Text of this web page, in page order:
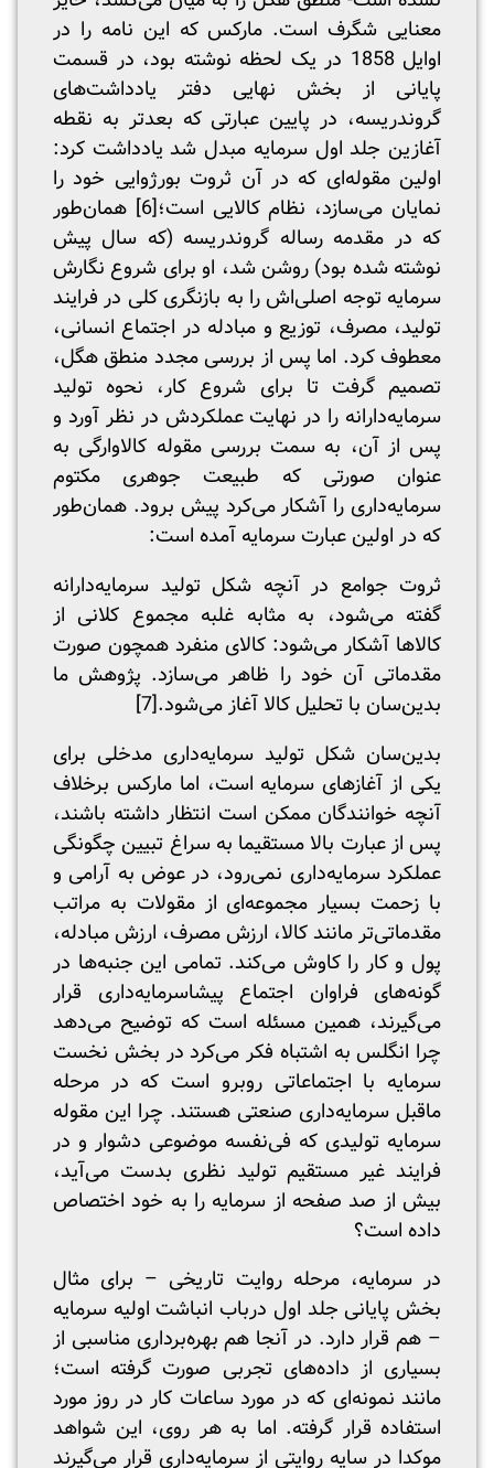
معنایی شگرف است. مارکس که این نامه را در
اوایل 1858 در یک لحظه نوشته بود، در قسمت
پایانی از بخش نهایی دفتر یادداشت‌های
گروندریسه، در پایین عبارتی که بعدتر به نقطه
آغازین جلد اول سرمایه مبدل شد یادداشت کرد:
اولین مقوله‌ای که در آن ثروت بورژوایی خود را
نمایان می‌سازد، نظام کالایی است؛[6]
همان‌طور
که در مقدمه رساله گروندریسه (که سال پیش
نوشته شده بود) روشن شد، او برای شروع نگارش
سرمایه توجه اصلی‌اش را به بازنگری کلی در فرایند
تولید، مصرف، توزیع و مبادله در اجتماع انسانی،
معطوف کرد. اما پس از بررسی مجدد منطق هگل،
تصمیم گرفت تا برای شروع کار، نحوه تولید
سرمایه‌دارانه را در نهایت عملکردش در نظر آورد و
پس از آن، به سمت بررسی مقوله کالاوارگی به
عنوان صورتی که طبیعت جوهری مکتوم
سرمایه‌داری را آشکار می‌کرد پیش برود. همان‌طور
که در اولین عبارت سرمایه آمده است:
ثروت جوامع در آنچه شکل تولید سرمایه‌دارانه
گفته می‌شود، به مثابه غلبه مجموع کلانی از
کالاها آشکار می‌شود: کالای منفرد همچون صورت
مقدماتی آن خود را ظاهر می‌سازد. پژوهش ما
بدین‌سان با تحلیل کالا آغاز می‌شود.[7]
بدین‌سان شکل تولید سرمایه‌داری مدخلی برای
یکی از آغازهای سرمایه است، اما مارکس برخلاف
آنچه خوانندگان ممکن است انتظار داشته باشند،
پس از عبارت بالا مستقیما به سراغ تبیین چگونگی
عملکرد سرمایه‌داری نمی‌رود، در عوض به آرامی و
با زحمت بسیار مجموعه‌ای از مقولات به مراتب
مقدماتی‌تر مانند کالا، ارزش مصرف، ارزش مبادله،
پول و کار را کاوش می‌کند. تمامی این جنبه‌ها در
گونه‌های فراوان اجتماع پیشاسرمایه‌داری قرار
می‌گیرند، همین مسئله است که توضیح می‌دهد
چرا انگلس به اشتباه فکر می‌کرد در بخش نخست
سرمایه با اجتماعاتی روبرو است که در مرحله
ماقبل سرمایه‌داری صنعتی هستند. چرا این مقوله
سرمایه تولیدی که فی‌نفسه موضوعی دشوار و در
فرایند غیر مستقیم تولید نظری بدست می‌آید،
بیش از صد صفحه از سرمایه را به خود اختصاص
داده است؟
در سرمایه، مرحله روایت تاریخی – برای مثال
بخش پایانی جلد اول درباب انباشت اولیه سرمایه
– هم قرار دارد. در آنجا هم بهره‌برداری مناسبی از
بسیاری از داده‌های تجربی صورت گرفته است؛
مانند نمونه‌ای که در مورد ساعات کار در روز مورد
استفاده قرار گرفته. اما به هر روی، این شواهد
موکدا در سایه روایتی از سرمایه‌داری قرار می‌گیرند